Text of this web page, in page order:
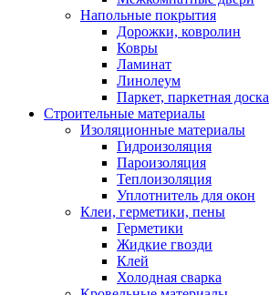
Напольные покрытия
Дорожки, ковролин
Ковры
Ламинат
Линолеум
Паркет, паркетная доска
Строительные материалы
Изоляционные материалы
Гидроизоляция
Пароизоляция
Теплоизоляция
Уплотнитель для окон
Клеи, герметики, пены
Герметики
Жидкие гвозди
Клей
Холодная сварка